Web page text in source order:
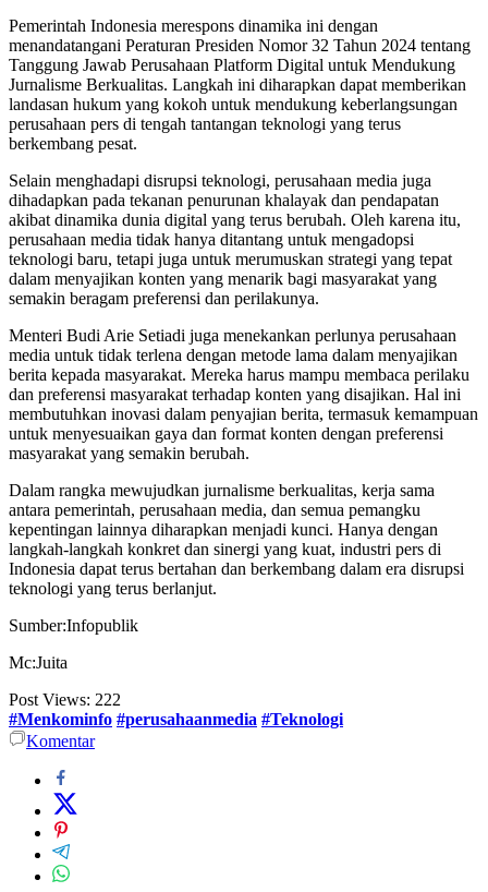
Pemerintah Indonesia merespons dinamika ini dengan
menandatangani Peraturan Presiden Nomor 32 Tahun 2024 tentang
Tanggung Jawab Perusahaan Platform Digital untuk Mendukung
Jurnalisme Berkualitas. Langkah ini diharapkan dapat memberikan
landasan hukum yang kokoh untuk mendukung keberlangsungan
perusahaan pers di tengah tantangan teknologi yang terus
berkembang pesat.
Selain menghadapi disrupsi teknologi, perusahaan media juga
dihadapkan pada tekanan penurunan khalayak dan pendapatan
akibat dinamika dunia digital yang terus berubah. Oleh karena itu,
perusahaan media tidak hanya ditantang untuk mengadopsi
teknologi baru, tetapi juga untuk merumuskan strategi yang tepat
dalam menyajikan konten yang menarik bagi masyarakat yang
semakin beragam preferensi dan perilakunya.
Menteri Budi Arie Setiadi juga menekankan perlunya perusahaan
media untuk tidak terlena dengan metode lama dalam menyajikan
berita kepada masyarakat. Mereka harus mampu membaca perilaku
dan preferensi masyarakat terhadap konten yang disajikan. Hal ini
membutuhkan inovasi dalam penyajian berita, termasuk kemampuan
untuk menyesuaikan gaya dan format konten dengan preferensi
masyarakat yang semakin berubah.
Dalam rangka mewujudkan jurnalisme berkualitas, kerja sama
antara pemerintah, perusahaan media, dan semua pemangku
kepentingan lainnya diharapkan menjadi kunci. Hanya dengan
langkah-langkah konkret dan sinergi yang kuat, industri pers di
Indonesia dapat terus bertahan dan berkembang dalam era disrupsi
teknologi yang terus berlanjut.
Sumber:Infopublik
Mc:Juita
Post Views: 222
#Menkominfo #perusahaanmedia #Teknologi
Komentar